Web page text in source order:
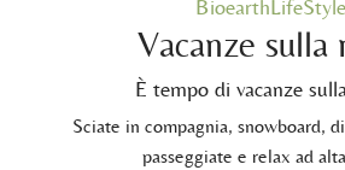
BioearthLifeStyle
Vacanze sulla
È tempo di vacanze
Sciate in compagnia, snowboard,
passeggiate e relax ad